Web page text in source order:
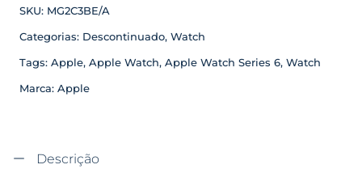
SKU: MG2C3BE/A
Categorias: Descontinuado, Watch
Tags: Apple, Apple Watch, Apple Watch Series 6, Watch
Marca: Apple
Descrição